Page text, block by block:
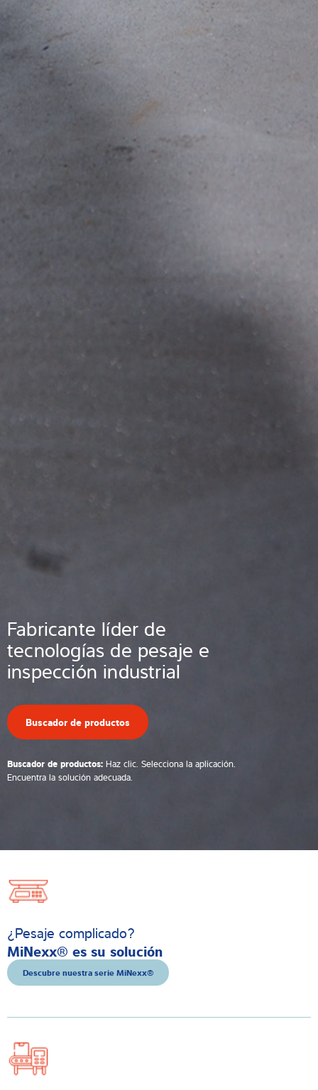
Fabricante líder de
tecnologías de pesaje e
inspección industrial
Buscador de productos
Buscador de productos: Haz clic. Selecciona la aplicación.
Encuentra la solución adecuada.
¿Pesaje complicado?
MiNexx® es su solución
Descubre nuestra serie MiNexx®